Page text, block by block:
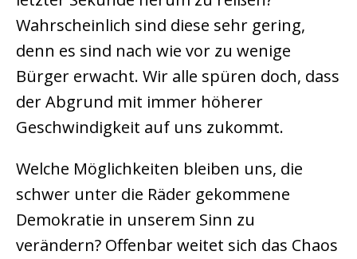
Wahrscheinlich sind diese sehr gering,
denn es sind nach wie vor zu wenige
Bürger erwacht. Wir alle spüren doch, dass
der Abgrund mit immer höherer
Geschwindigkeit auf uns zukommt.
Welche Möglichkeiten bleiben uns, die
schwer unter die Räder gekommene
Demokratie in unserem Sinn zu
verändern? Offenbar weitet sich das Chaos